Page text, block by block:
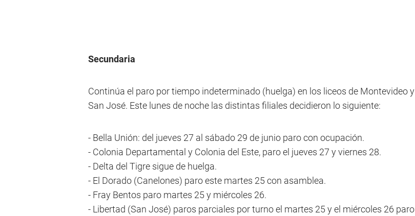
Secundaria
Continúa el paro por tiempo indeterminado (huelga) en los liceos de Montevideo y
San José. Este lunes de noche las distintas filiales decidieron lo siguiente:
- Bella Unión: del jueves 27 al sábado 29 de junio paro con ocupación.
- Colonia Departamental y Colonia del Este, paro el jueves 27 y viernes 28.
- Delta del Tigre sigue de huelga.
- El Dorado (Canelones) paro este martes 25 con asamblea.
- Fray Bentos paro martes 25 y miércoles 26.
- Libertad (San José) paros parciales por turno el martes 25 y el miércoles 26 paro